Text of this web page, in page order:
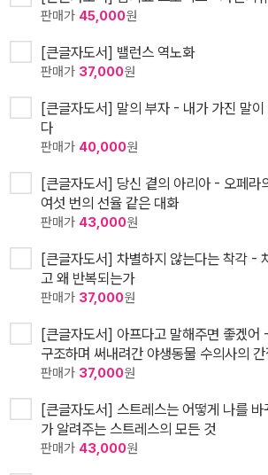
판매가 45,000원
[큰글자도서] 밸런스 역노화
판매가 37,000원
[큰글자도서] 말의 부자 - 내가 가진 말이
다
판매가 40,000원
[큰글자도서] 당신 곁의 아리아 - 오페라
여섯 번의 선율 같은 대화
판매가 43,000원
[큰글자도서] 차별하지 않는다는 착각 -
고 왜 반복되는가
판매가 37,000원
[큰글자도서] 아프다고 말해주면 좋겠어
구조하며 써내려간 야생동물 수의사의
판매가 37,000원
[큰글자도서] 스트레스는 어떻게 나를
가 알려주는 스트레스의 모든 것
판매가 43,000원